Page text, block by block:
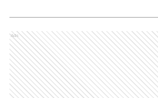
Ads